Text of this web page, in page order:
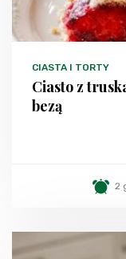
CIASTA I TORTY
Ciasto z
bezą
2